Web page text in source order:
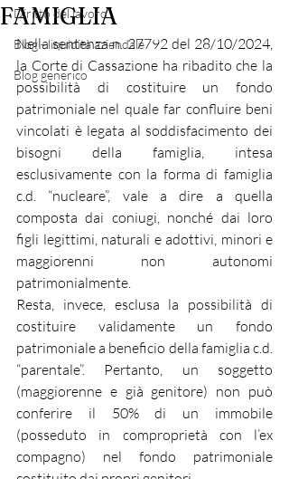
Diritto del lavoro
Blog - liquidità aziendale
Blog generico
FAMIGLIA
Nella sentenza n. 27792 del 28/10/2024,
la Corte di Cassazione ha ribadito che la
possibilità di costituire un fondo
patrimoniale nel quale far confluire beni
vincolati è legata al soddisfacimento dei
bisogni della famiglia, intesa
esclusivamente con la forma di famiglia
c.d. “nucleare”, vale a dire a quella
composta dai coniugi, nonché dai loro
figli legittimi, naturali e adottivi, minori e
maggiorenni non autonomi
patrimonialmente.
Resta, invece, esclusa la possibilità di
costituire validamente un fondo
patrimoniale a beneficio della famiglia c.d.
“parentale”. Pertanto, un soggetto
(maggiorenne e già genitore) non può
conferire il 50% di un immobile
(posseduto in comproprietà con l’ex
compagno) nel fondo patrimoniale